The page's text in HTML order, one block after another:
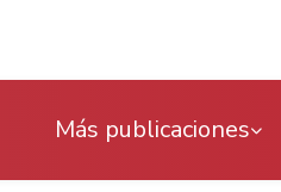
Más publicaciones